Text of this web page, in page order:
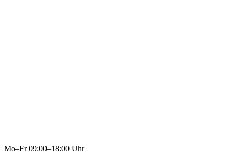
Mo–Fr 09:00–18:00 Uhr
|